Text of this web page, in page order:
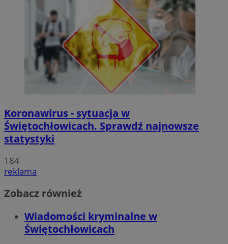
Koronawirus - sytuacja w
Świętochłowicach. Sprawdź najnowsze
statystyki
184
reklama
Zobacz również
Wiadomości kryminalne w
Świętochłowicach